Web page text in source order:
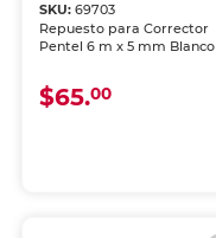
SKU:69703
Repuesto para Corrector
Pentel 6 m x 5 mm Blanco
$65.00